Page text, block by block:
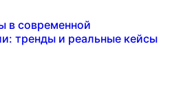
в современной
тренды и реальные кейсы